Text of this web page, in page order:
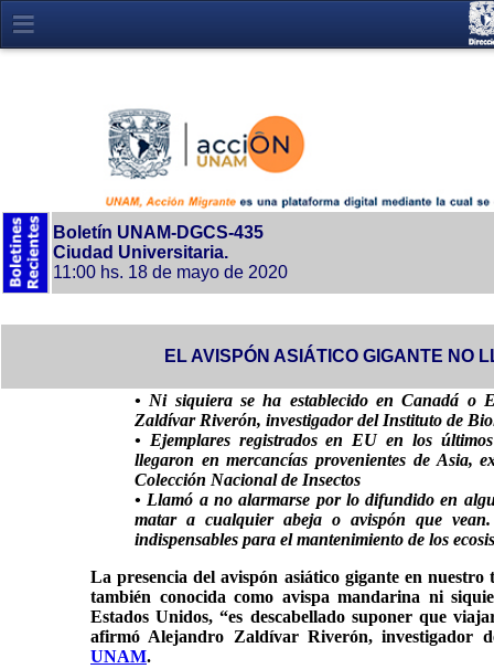
Boletín UNAM-DGCS-435
Ciudad Universitaria.
11:00 hs. 18 de mayo de 2020
EL AVISPÓN ASIÁTICO GIGANTE NO
• Ni siquiera se ha establecido en Canadá o
Zaldívar Riverón, investigador del Instituto de
• Ejemplares registrados en EU en los
llegaron en mercancías provenientes de Asia,
Colección Nacional de Insectos
• Llamó a no alarmarse por lo difundido en
matar a cualquier abeja o avispón que
indispensables para el mantenimiento de los
La presencia del avispón asiático gigante en
también conocida como avispa mandarina ni
Estados Unidos, “es descabellado suponer que
afirmó Alejandro Zaldívar Riverón, investigador
UNAM.